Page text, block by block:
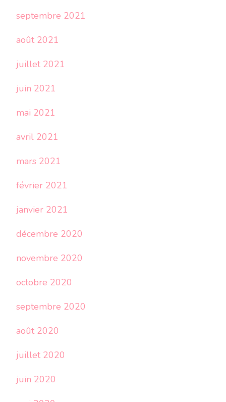
septembre 2021
août 2021
juillet 2021
juin 2021
mai 2021
avril 2021
mars 2021
février 2021
janvier 2021
décembre 2020
novembre 2020
octobre 2020
septembre 2020
août 2020
juillet 2020
juin 2020